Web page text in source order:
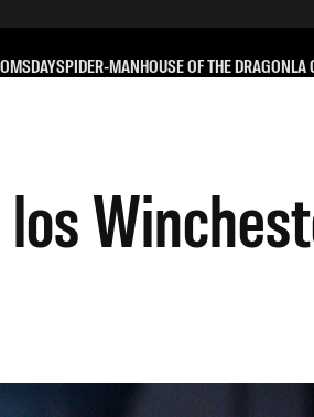
SPIDER-MANHOUSE OF THE DRAGONLA